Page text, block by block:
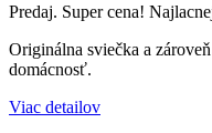
Predaj. Super cena!
Originálna sviečka a zároveň
domácnosť.
Viac detailov